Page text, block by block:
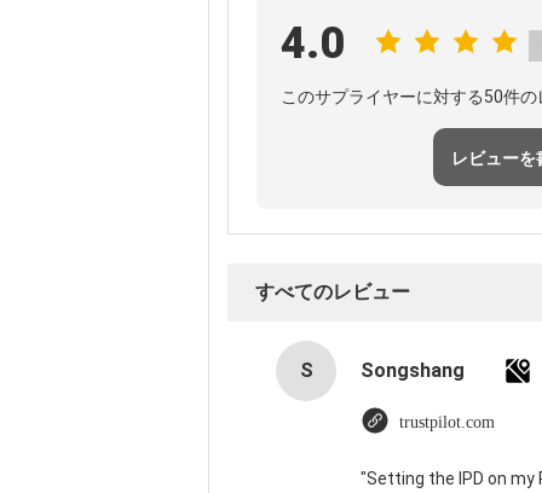
4.0
このサプライヤーに対する50件
レビューを
すべてのレビュー
S Songshang
trustpilot.com
"Setting the IPD on